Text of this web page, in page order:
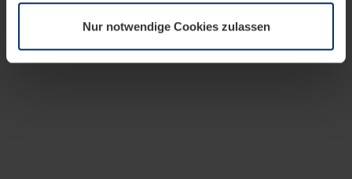
Datenschutzerklärungunserer Website ändern oder
widerrufen.
Nur notwendige Cookies zulassen